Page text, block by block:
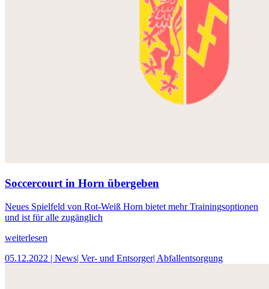
Soccercourt in Horn übergeben
Neues Spielfeld von Rot-Weiß Horn bietet mehr Trainingsoptionen
und ist für alle zugänglich
weiterlesen
05.12.2022 | News| Ver- und Entsorger| Abfallentsorgung